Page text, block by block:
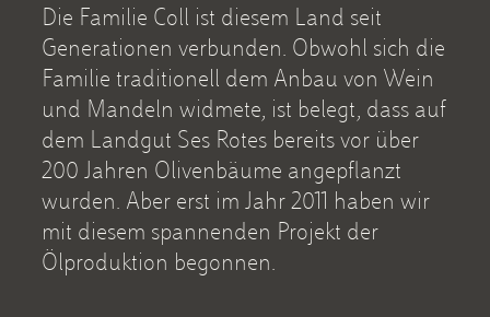
Die Familie Coll ist diesem Land seit
Generationen verbunden. Obwohl sich die
Familie traditionell dem Anbau von Wein
und Mandeln widmete, ist belegt, dass auf
dem Landgut Ses Rotes bereits vor über
200 Jahren Olivenbäume angepflanzt
wurden. Aber erst im Jahr 2011 haben wir
mit diesem spannenden Projekt der
Ölproduktion begonnen.